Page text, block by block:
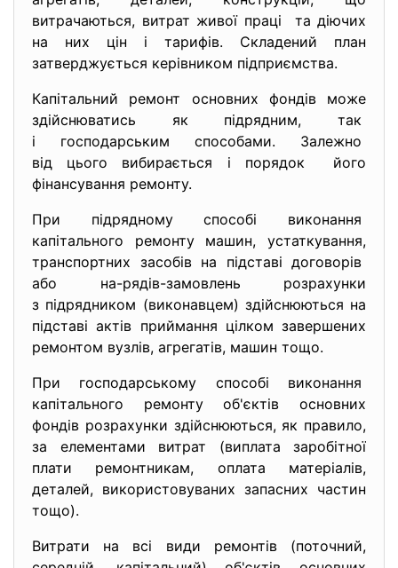
витрачаються, витрат живої праці та діючих
на них цін і тарифів. Складений план
затверджується керівником підприємства.
Капітальний ремонт основних фондів може
здійснюватись як підрядним, так
і господарським способами. Залежно
від цього вибирається і порядок його
фінансування ремонту.
При підрядному способі виконання
капітального ремонту машин, устаткування,
транспортних засобів на підставі договорів
або на-рядів-замовлень розрахунки
з підрядником (виконавцем) здійснюються на
підставі актів приймання цілком завершених
ремонтом вузлів, агрегатів, машин тощо.
При господарському способі виконання
капітального ремонту об'єктів основних
фондів розрахунки здійснюються, як правило,
за елементами витрат (виплата заробітної
плати ремонтникам, оплата матеріалів,
деталей, використовуваних запасних частин
тощо).
Витрати на всі види ремонтів (поточний,